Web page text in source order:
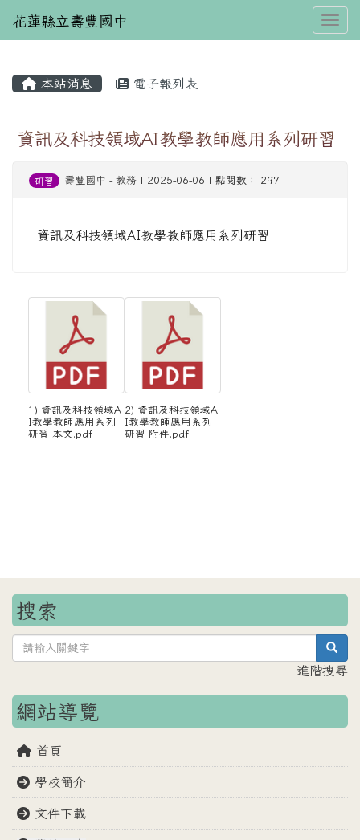
花蓮縣立壽豐國中
本站消息 電子報列表
資訊及科技領域AI教學教師應用系列研習
研習 壽豐國中 - 教務 | 2025-06-06 | 點閱數： 297
資訊及科技領域AI教學教師應用系列研習
1) 資訊及科技領域A
I教學教師應用系列
研習 本文.pdf
2) 資訊及科技領域A
I教學教師應用系列
研習 附件.pdf
搜索
進階搜尋
網站導覽
首頁
學校簡介
文件下載